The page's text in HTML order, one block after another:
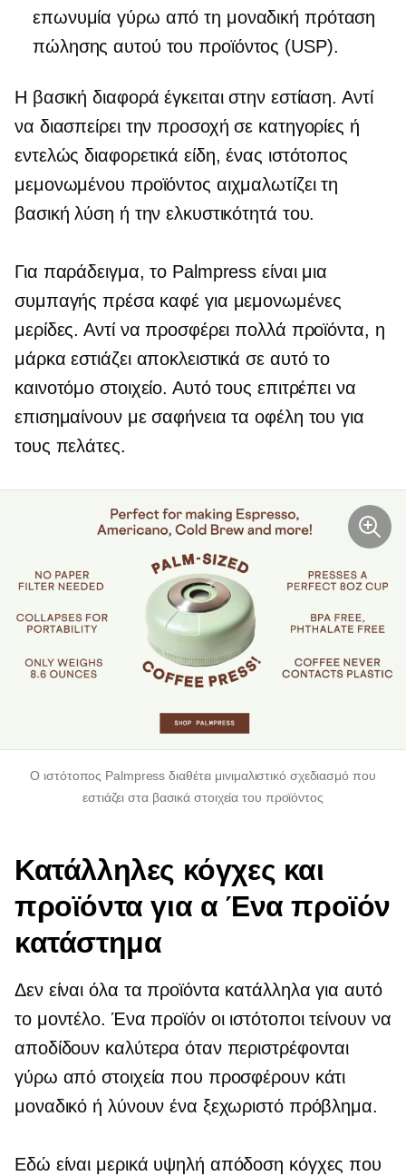
επωνυμία γύρω από τη μοναδική πρόταση
πώλησης αυτού του προϊόντος (USP).
Η βασική διαφορά έγκειται στην εστίαση. Αντί
να διασπείρει την προσοχή σε κατηγορίες ή
εντελώς διαφορετικά είδη, ένας ιστότοπος
μεμονωμένου προϊόντος αιχμαλωτίζει τη
βασική λύση ή την ελκυστικότητά του.
Για παράδειγμα, το Palmpress είναι μια
συμπαγής πρέσα καφέ για μεμονωμένες
μερίδες. Αντί να προσφέρει πολλά προϊόντα, η
μάρκα εστιάζει αποκλειστικά σε αυτό το
καινοτόμο στοιχείο. Αυτό τους επιτρέπει να
επισημαίνουν με σαφήνεια τα οφέλη του για
τους πελάτες.
Ο ιστότοπος Palmpress διαθέτει μινιμαλιστικό σχεδιασμό που
εστιάζει στα βασικά στοιχεία του προϊόντος
Κατάλληλες κόγχες και
προϊόντα για αΈνα προϊόν
κατάστημα
Δεν είναι όλα τα προϊόντα κατάλληλα για αυτό
το μοντέλο. Ένα προϊόνοι ιστότοποι τείνουν να
αποδίδουν καλύτερα όταν περιστρέφονται
γύρω από στοιχεία που προσφέρουν κάτι
μοναδικό ή λύνουν ένα ξεχωριστό πρόβλημα.
Εδώ είναι μερικά υψηλή απόδοση κόγχες που